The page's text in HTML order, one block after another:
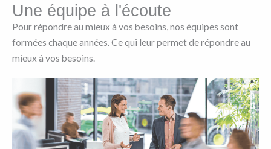
Une équipe à l'écoute
Pour répondre au mieux à vos besoins, nos équipes sont
formées chaque années. Ce qui leur permet de répondre au
mieux à vos besoins.